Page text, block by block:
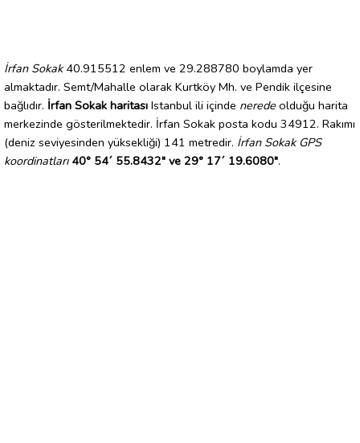
İrfan Sokak40.915512 enlem ve 29.288780 boylamda yer
almaktadır. Semt/Mahalle olarak Kurtköy Mh. ve Pendik ilçesine
bağlıdır. İrfan Sokak haritası Istanbul ili içinde nerede olduğu harita
merkezinde gösterilmektedir. İrfan Sokak posta kodu 34912. Rakımı
(deniz seviyesinden yüksekliği) 141 metredir. İrfan Sokak GPS
koordinatları 40° 54´ 55.8432" ve 29° 17´ 19.6080".